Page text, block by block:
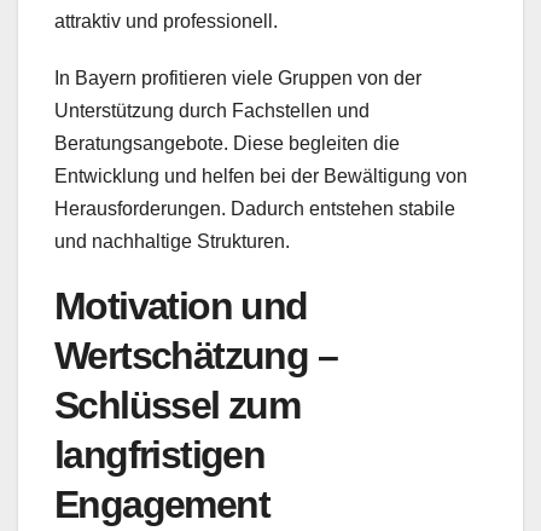
attraktiv und professionell.
In Bayern profitieren viele Gruppen von der
Unterstützung durch Fachstellen und
Beratungsangebote. Diese begleiten die
Entwicklung und helfen bei der Bewältigung von
Herausforderungen. Dadurch entstehen stabile
und nachhaltige Strukturen.
Motivation und
Wertschätzung –
Schlüssel zum
langfristigen
Engagement